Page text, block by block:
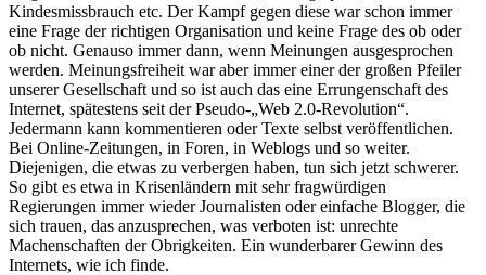
Kindesmissbrauch etc. Der Kampf gegen diese war schon immer
eine Frage der richtigen Organisation und keine Frage des ob oder
ob nicht. Genauso immer dann, wenn Meinungen ausgesprochen
werden. Meinungsfreiheit war aber immer einer der großen Pfeiler
unserer Gesellschaft und so ist auch das eine Errungenschaft des
Internet, spätestens seit der Pseudo-„Web 2.0-Revolution“.
Jedermann kann kommentieren oder Texte selbst veröffentlichen.
Bei Online-Zeitungen, in Foren, in Weblogs und so weiter.
Diejenigen, die etwas zu verbergen haben, tun sich jetzt schwerer.
So gibt es etwa in Krisenländern mit sehr fragwürdigen
Regierungen immer wieder Journalisten oder einfache Blogger, die
sich trauen, das anzusprechen, was verboten ist: unrechte
Machenschaften der Obrigkeiten. Ein wunderbarer Gewinn des
Internets, wie ich finde.